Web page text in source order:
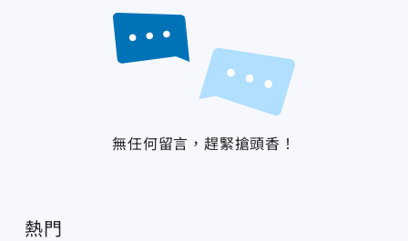
無任何留言，趕緊搶頭香！
熱門